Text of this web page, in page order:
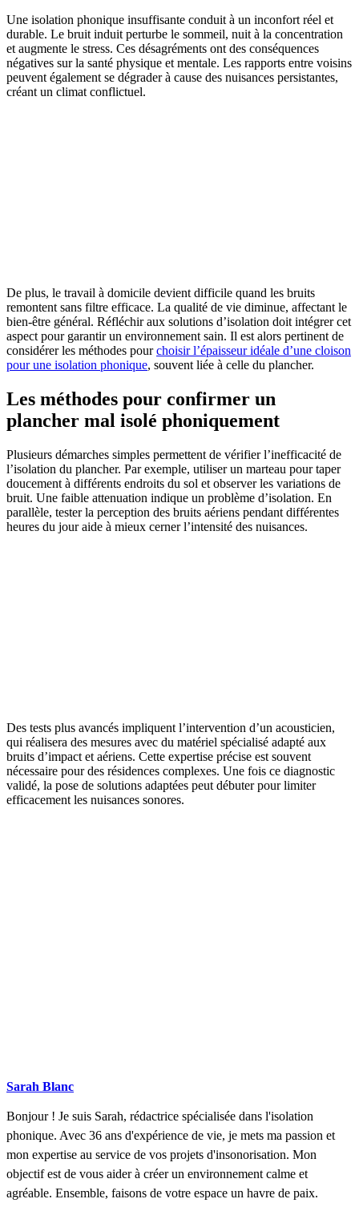
Une isolation phonique insuffisante conduit à un inconfort réel et
durable. Le bruit induit perturbe le sommeil, nuit à la concentration
et augmente le stress. Ces désagréments ont des conséquences
négatives sur la santé physique et mentale. Les rapports entre voisins
peuvent également se dégrader à cause des nuisances persistantes,
créant un climat conflictuel.
De plus, le travail à domicile devient difficile quand les bruits
remontent sans filtre efficace. La qualité de vie diminue, affectant le
bien-être général. Réfléchir aux solutions d’isolation doit intégrer cet
aspect pour garantir un environnement sain. Il est alors pertinent de
considérer les méthodes pourchoisir l’épaisseur idéale d’une cloison
pour une isolation phonique, souvent liée à celle du plancher.
Les méthodes pour confirmer un
plancher mal isolé phoniquement
Plusieurs démarches simples permettent de vérifier l’inefficacité de
l’isolation du plancher. Par exemple, utiliser un marteau pour taper
doucement à différents endroits du sol et observer les variations de
bruit. Une faible attenuation indique un problème d’isolation. En
parallèle, tester la perception des bruits aériens pendant différentes
heures du jour aide à mieux cerner l’intensité des nuisances.
Des tests plus avancés impliquent l’intervention d’un acousticien,
qui réalisera des mesures avec du matériel spécialisé adapté aux
bruits d’impact et aériens. Cette expertise précise est souvent
nécessaire pour des résidences complexes. Une fois ce diagnostic
validé, la pose de solutions adaptées peut débuter pour limiter
efficacement les nuisances sonores.
Sarah Blanc
Bonjour ! Je suis Sarah, rédactrice spécialisée dans l'isolation
phonique. Avec 36 ans d'expérience de vie, je mets ma passion et
mon expertise au service de vos projets d'insonorisation. Mon
objectif est de vous aider à créer un environnement calme et
agréable. Ensemble, faisons de votre espace un havre de paix.